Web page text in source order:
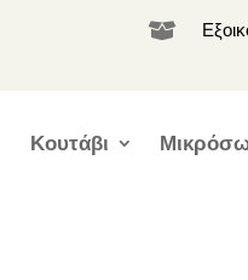

Κουτάβι